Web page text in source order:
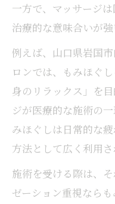
一方で、マッサージ
治療的な意味合いが強
例えば、山口県岩国
ロンでは、もみほぐ
身のリラックス」を
ジが医療的な施術の
みほぐしは日常的な
方法として広く利用さ
施術を受ける際は、
ゼーション重視なら